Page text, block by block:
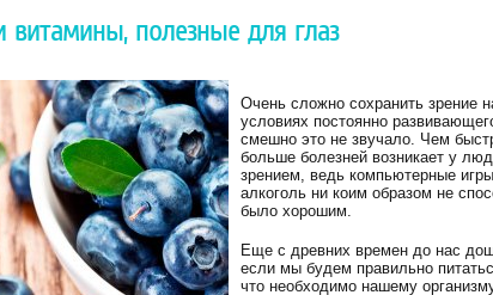
полезные для глаз
Очень сложно сохранить зрение
условиях постоянно
смешно это не звучало. Чем
больше болезней возникает у
зрением, ведь компьютерные
алкоголь ни коим образом не
было хорошим.
Еще с древних времен до нас
если мы будем правильно
что необходимо нашему